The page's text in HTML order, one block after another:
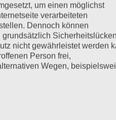
die zu
Ob ein
Verhaltensweisen:
um einen möglichst
verarbeiteten
Dennoch können
grundsätzlich Sicherheitslücken
nicht gewährleistet werden
Person frei,
Wegen,